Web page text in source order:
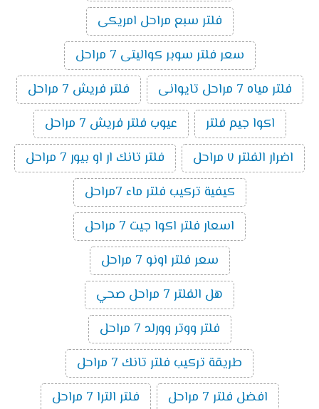
فلتر سبع مراحل امريكى
سعر فلتر سوبر كواليتى 7 مراحل
فلتر مياه 7 مراحل تايوانى
فلتر فريش 7 مراحل
اكوا جيم فلتر
عيوب فلتر فريش 7 مراحل
اضرار الفلتر ٧ مراحل
فلتر تانك ار او بيور 7 مراحل
كيفية تركيب فلتر ماء 7مراحل
اسعار فلتر اكوا جيت 7 مراحل
سعر فلتر اونو 7 مراحل
هل الفلتر 7 مراحل صحي
فلتر ووتر وورلد 7 مراحل
طريقة تركيب فلتر تانك 7 مراحل
افضل فلتر 7 مراحل
فلتر الترا 7 مراحل